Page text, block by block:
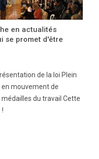
en actualités
se promet d'être
de la loi Plein
en mouvement de
du travail Cette